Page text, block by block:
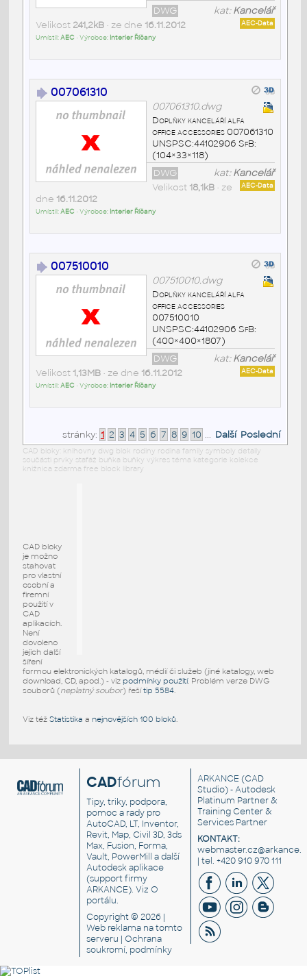
kat:Kancelář
DWG
AEC-Data
Velikost 241,2kB• ze dne 16.11.2012
Umístil:AEC• Výrobce: Interier Říčany
007061310
007061310.dwg
Doplňky kanceláří alfa
office accessories 007061310
UNSPSC:44102906 SfB:
(104×33×118)
kat:Kancelář
DWG
AEC-Data
Velikost 18,1kB• ze
dne 16.11.2012
Umístil:AEC• Výrobce: Interier Říčany
007510010
007510010.dwg
Doplňky kanceláří alfa
office accessories
007510010
UNSPSC:44102906 SfB:
(400×400×1807)
kat:Kancelář
DWG
AEC-Data
Velikost 1,13MB• ze dne 16.11.2012
Umístil:AEC• Výrobce: Interier Říčany
stránky: 1 2 3 4 5 6 7 8 9 10 ... Další Poslední
CAD bloky: knihovny dwg blok rodiny rodina family symboly detaily
součásti prvky stafáž buňka buňky výkres téma kategorie kolekce
knižnica zdarma free block library
CAD bloky
je možno
stahovat
pro vlastní
osobní a
firemní
použití v
CAD
aplikacích.
Není
dovoleno
jejich další
šíření
formou elektronických katalogů, médií či služeb (jiné katalogy, web
download, CD, apod.) - viz podmínky použití. Problém verze DWG
souborů (neplatný soubor) řešítip 5584.
Viz též Statistika a nejnovějších 100 bloků.
CADfórum
Tipy, triky, podpora,
pomoc a rady pro
AutoCAD, LT, Inventor,
Revit, Map, Civil 3D, 3ds
Max, Fusion, Forma,
Vault, PowerMill a další
Autodesk aplikace
(support firmy
ARKANCE). VizO
portálu.
Copyright © 2026 |
Web reklama na tomto
serveru |Ochrana
soukromí, podmínky
ARKANCE (CAD
Studio) - Autodesk
Platinum Partner &
Training Center &
Services Partner
KONTAKT:
| tel. +420 910 970 111